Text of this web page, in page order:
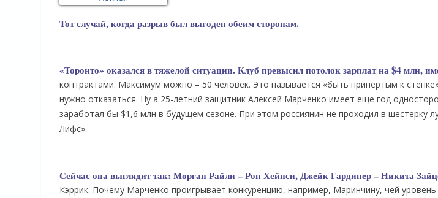
Тот случай, когда разрыв был выгоден обеим сторонам.
«Торонто» оказался в тяжелой ситуации. Клуб превысил потолок зарплат на $4 млн,
контрактами. Максимум можно – 50 человек. Это называется «быть припертым к
нужно отказаться. Ну а 25-летний защитник Алексей Марченко имеет еще год
заработал бы $1,6 млн в будущем сезоне. При этом россиянин не проходил в шестерку
Лифс».
Сейчас она выглядит так: Морган Райли – Рон Хейнси, Джейк Гардинер – Никита
Кэррик. Почему Марченко проигрывает конкуренцию, например, Маринчину, чей